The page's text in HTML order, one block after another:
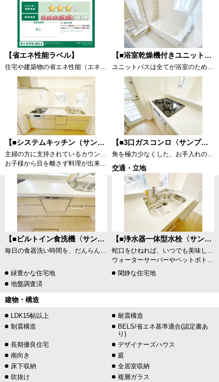
【省エネ性能ラベル】
住宅や建築物の省エネ性能（エネルギー消費性能・断熱性能）や目安光熱費などを、星の数やマークで分かりやすく表示し、消費者が性能を比較検討しやすくするためのラベルです。 販売住戸が複数の場合、本ラベルは特定の住戸の性能を示すものであり、全ての住戸の性能を示すものではありません。
【■浴室乾燥機付きユニットバス（追炊き付き）〈サンプル写真〉】
ユニットバスは全てが浴室のために設計されているため、掃除のしやすさやカビの生えにくさ汚れにくさに特化しています。 素材は汚れが付きにくいものが使用され、お手入れが最小限に抑えられる浴室となっております。
【■システムキッチン（サンプル画像）】
主婦の方に支持されているカウンターキッチンです。
お子様から目を離さず料理が出来ます。
【■3口ガスコンロ〈サンプル写真〉】
角を極力少なくした、お手入れのしやすい「すっきりクリーンごとく」。3口全てに温度センサーが付き、高温炒め機能付き。片面焼きグリルも搭載しています。消し忘れ消火機能付き、安全で機能的なガスコンロです。
【■ビルトイン食洗機〈サンプル写真〉】
毎日の食器洗い時間を、だんらんの時間に。すっきりビルトイン食洗器で時短だけではなく節水効果もあります！
【■浄水器一体型水栓〈サンプル写真〉】
蛇口をひねれば、いつでも美味しい水が飲めるのは大きなメリットです。
ウォーターサーバーやペットボトルをその都度入れるのは大変ですが、シンク内の蛇口から浄水出れば楽に炊事ができますね。
交通・立地
緑豊かな住宅地
閑静な住宅地
地盤調査済
建物・構造
LDK15帖以上
耐震構造
制震構造
BELS/省エネ基準適合(認定書あ
り)
長期優良住宅
デザイナーズハウス
南向き
庭
床下収納
全居室収納
吹抜け
複層ガラス